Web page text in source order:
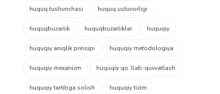
huquq tushunchasi huquq ustuvorligi
huquqbuzarlik huquqbuzarliklar huquqiy
huquqiy aniqlik prinsipi huquqiy metodologiya
huquqiy mexanizm huquqiy qoʻllab-quvvatlash
huquqiy tartibga solish huquqiy tizim